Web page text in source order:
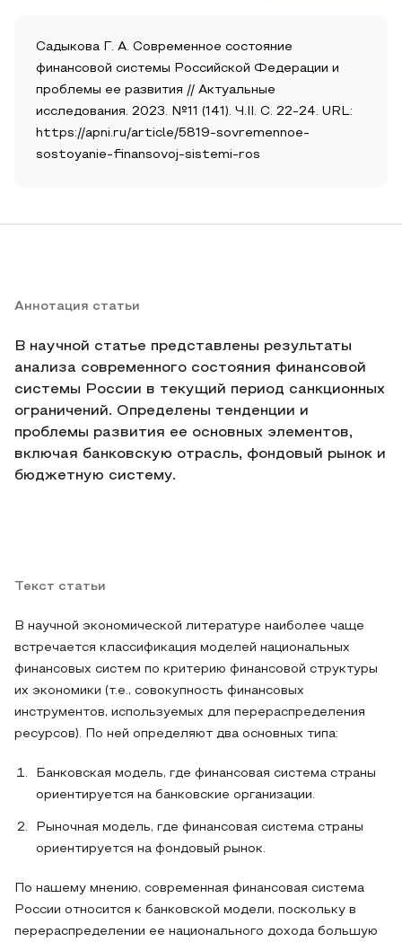
Садыкова Г. А. Современное состояние
финансовой системы Российской Федерации и
проблемы ее развития // Актуальные
исследования. 2023. №11 (141). Ч.II. С. 22-24. URL:
https://apni.ru/article/5819-sovremennoe-
sostoyanie-finansovoj-sistemi-ros
Аннотация статьи
В научной статье представлены результаты
анализа современного состояния финансовой
системы России в текущий период санкционных
ограничений. Определены тенденции и
проблемы развития ее основных элементов,
включая банковскую отрасль, фондовый рынок и
бюджетную систему.
Текст статьи
В научной экономической литературе наиболее чаще
встречается классификация моделей национальных
финансовых систем по критерию финансовой структуры
их экономики (т.е., совокупность финансовых
инструментов, используемых для перераспределения
ресурсов). По ней определяют два основных типа:
Банковская модель, где финансовая система страны
ориентируется на банковские организации.
Рыночная модель, где финансовая система страны
ориентируется на фондовый рынок.
По нашему мнению, современная финансовая система
России относится к банковской модели, поскольку в
перераспределении ее национального дохода большую